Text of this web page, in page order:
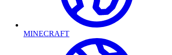
MINECRAFT